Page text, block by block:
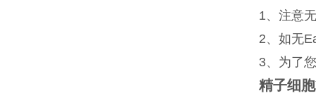
1、注意
2、如无
3、为了
精子细